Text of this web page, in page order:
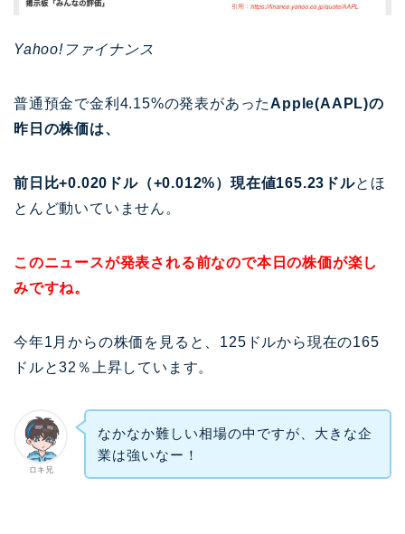
Yahoo!ファイナンス
普通預金で金利4.15%の発表があったApple(AAPL)の
昨日の株価は、
前日比+0.020ドル（+0.012%）現在値165.23ドルとほ
とんど動いていません。
このニュースが発表される前なので本日の株価が楽し
みですね。
今年1月からの株価を見ると、125ドルから現在の165
ドルと32％上昇しています。
ロキ兄
なかなか難しい相場の中ですが、大きな企
業は強いなー！